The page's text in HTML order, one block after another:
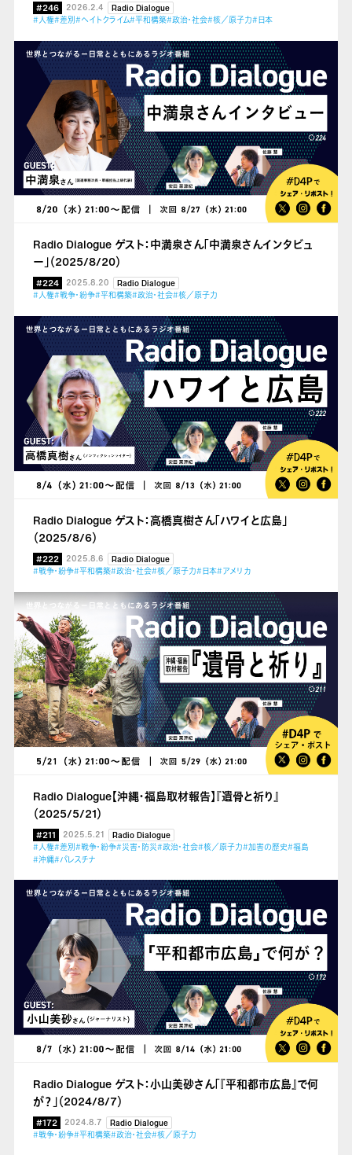
#246 2026.2.4
Radio Dialogue
#人権#差別#ヘイトクライム#平和構築#政治・社会#核／原子力#日本
Radio Dialogue ゲスト：中満泉さん「中満泉さんインタビュ
ー」（2025/8/20）
#224 2025.8.20
Radio Dialogue
#人権#戦争・紛争#平和構築#政治・社会#核／原子力
Radio Dialogue ゲスト：高橋真樹さん「ハワイと広島」
（2025/8/6）
#222 2025.8.6
Radio Dialogue
#戦争・紛争#平和構築#政治・社会#核／原子力#日本#アメリカ
Radio Dialogue【沖縄・福島取材報告】『遺骨と祈り』
（2025/5/21）
#211 2025.5.21
Radio Dialogue
#人権#差別#戦争・紛争#災害・防災#政治・社会#核／原子力#加害の歴史#福島
#沖縄#パレスチナ
Radio Dialogue ゲスト：小山美砂さん「『平和都市広島』で何
が？」（2024/8/7）
#172 2024.8.7
Radio Dialogue
#戦争・紛争#平和構築#政治・社会#核／原子力